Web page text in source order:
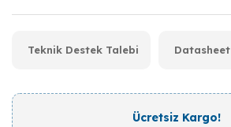
Teknik Destek Talebi Datasheet
Ücretsiz Kargo!